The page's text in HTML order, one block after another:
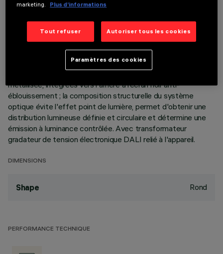
Appareil rectangulaire à encastrer à sources LED. Logement
en tôle d'acier profilé avec cadre de finition. Le corps linéaire
à 10 cellules lumineuses, en aluminium moulé sous pression,
permet d'orienter le faisceau lumineux et l'incliner de +/- 30°.
métallisée, intégrées vers l'arrière à l’écran noir anti-
éblouissement ; la composition structurelle du système
optique évite l'effet point de lumière, permet d'obtenir une
distribution lumineuse définie et circulaire et détermine une
émission à luminance contrôlée. Avec transformateur
gradateur de tension électronique DALI relié à l'appareil.
DIMENSIONS
Shape Rond
PERFORMANCE TECHNIQUE
marketing.
Plus d’informations
Tout refuser Autoriser tous les cookies
Paramètres des cookies